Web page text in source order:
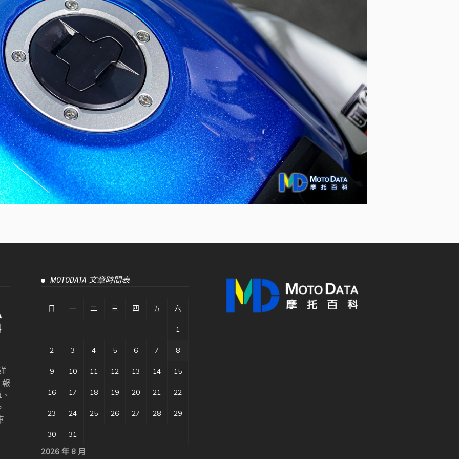
MOTODATA 文章時間表
2026 年 8 月
日 一 二 三 四 五 六
1
2 3 4 5 6 7 8
9 10 11 12 13 14 15
16 17 18 19 20 21 22
23 24 25 26 27 28 29
30 31